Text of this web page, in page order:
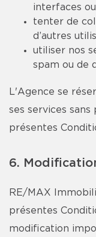
interfaces
tenter de
d’autres
utiliser nos
spam ou de
L'Agence se
ses services sans
présentes
6.
RE/MAX
présentes
modification